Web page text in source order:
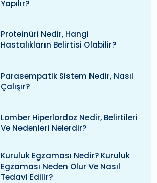
Yapılır?
Proteinüri Nedir, Hangi
Hastalıkların Belirtisi Olabilir?
Parasempatik Sistem Nedir, Nasıl
Çalışır?
Lomber Hiperlordoz Nedir, Belirtileri
Ve Nedenleri Nelerdir?
Kuruluk Egzaması Nedir? Kuruluk
Egzaması Neden Olur Ve Nasıl
Tedavi Edilir?